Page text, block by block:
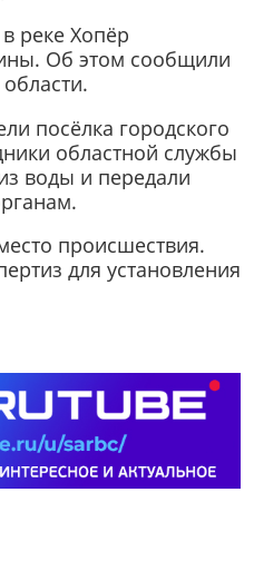
реке Хопёр
Об этом сообщили
посёлка городского
областной службы
воды и передали
происшествия.
для установления